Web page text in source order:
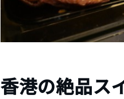
香港の絶品ス